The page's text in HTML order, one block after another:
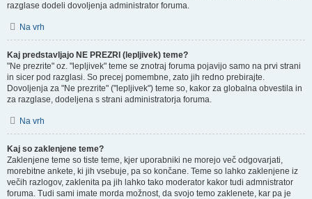
razglase dodeli dovoljenja administrator foruma.
Na vrh
Kaj predstavljajo NE PREZRI (lepljivek) teme?
"Ne prezrite" oz. "lepljivek" teme se znotraj foruma pojavijo samo na prvi strani
in sicer pod razglasi. So precej pomembne, zato jih redno prebirajte.
Dovoljenja za "Ne prezrite" ("lepljivek") teme so, kakor za globalna obvestila in
za razglase, dodeljena s strani administratorja foruma.
Na vrh
Kaj so zaklenjene teme?
Zaklenjene teme so tiste teme, kjer uporabniki ne morejo več odgovarjati,
morebitne ankete, ki jih vsebuje, pa so končane. Teme so lahko zaklenjene iz
večih razlogov, zaklenita pa jih lahko tako moderator kakor tudi admnistrator
foruma. Tudi sami imate morda možnost, da svojo temo zaklenete, kar pa je